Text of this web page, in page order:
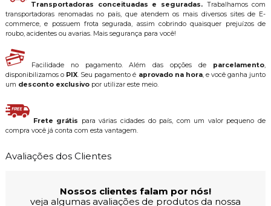
Transportadoras conceituadas e seguradas. Trabalhamos com
transportadoras renomadas no país, que atendem os mais diversos sites de E-
commerce, e possuem frota segurada, assim cobrindo quaisquer prejuízos de
roubo, acidentes ou avarias. Mais segurança para você!
Facilidade no pagamento. Além das opções de parcelamento,
disponibilizamos o PIX. Seu pagamento é aprovado na hora, e você ganha junto
um desconto exclusivopor utilizar este meio.
Frete grátis para várias cidades do país, com um valor pequeno de
compra você já conta com esta vantagem.
Avaliações dos Clientes
Nossos clientes falam por nós!
veja algumas avaliações de produtos da nossa